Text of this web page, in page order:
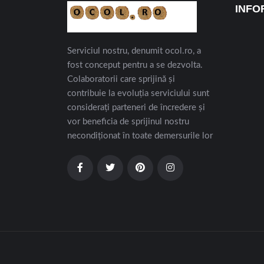
Serviciul nostru, denumit ocol.ro, a
fost conceput pentru a se dezvolta.
Colaboratorii care sprijină și
contribuie la evoluția serviciului sunt
considerați parteneri de încredere și
vor beneficia de sprijinul nostru
necondiționat în toate demersurile lor